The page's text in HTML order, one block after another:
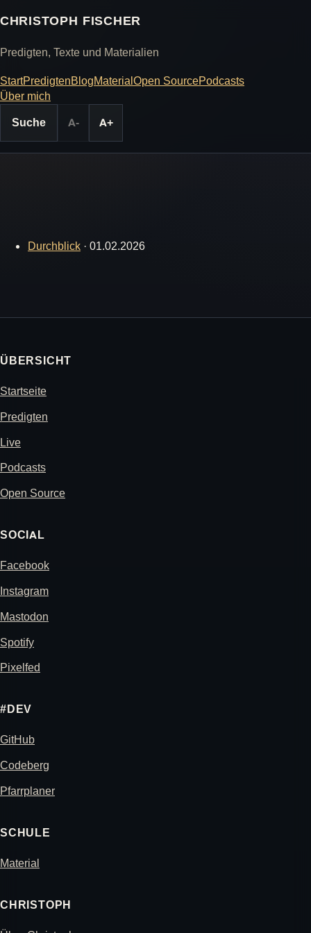
CHRISTOPH FISCHER
Predigten, Texte und Materialien
StartPredigtenBlogMaterialOpen SourcePodcasts
Über mich
Suche
A- A+
Durchblick · 01.02.2026
ÜBERSICHT
Startseite
Predigten
Live
Podcasts
Open Source
SOCIAL
Facebook
Instagram
Mastodon
Spotify
Pixelfed
#DEV
GitHub
Codeberg
Pfarrplaner
SCHULE
Material
CHRISTOPH